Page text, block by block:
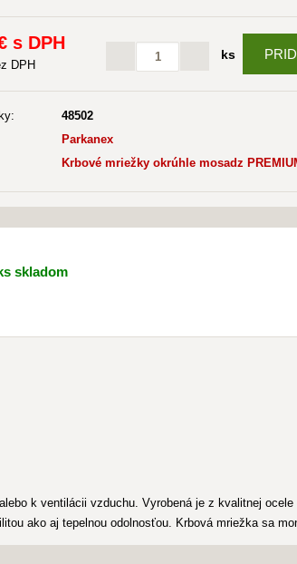
s DPH
DPH
ks
48502
Parkanex
Krbové mriežky okrúhle mosadz
skladom
k ventilácii vzduchu. Vyrobená je z kvalitnej
ako aj tepelnou odolnosťou. Krbová mriežka sa